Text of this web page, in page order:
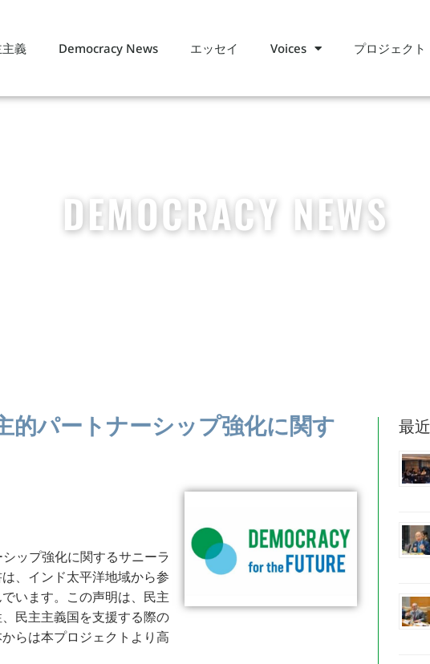
義 Democracy News エッセイ Voices プロジェクト
DEMOCRACY NEWS
的パートナーシップ強化に関す
ップ強化に関するサニーラ
、インド太平洋地域から参
います。この声明は、民主
民主主義国を支援する際の
らは本プロジェクトより高
最